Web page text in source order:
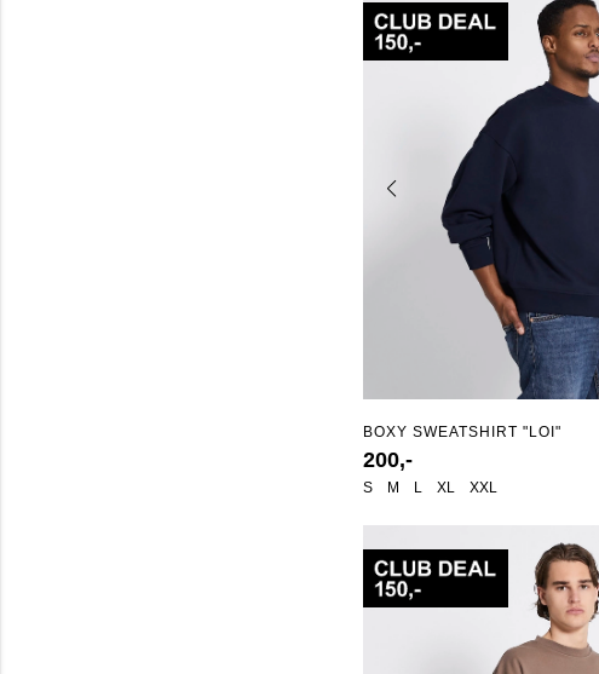
S M L XL XXL
BOXY SWEATSHIRT "LOI"
200,-